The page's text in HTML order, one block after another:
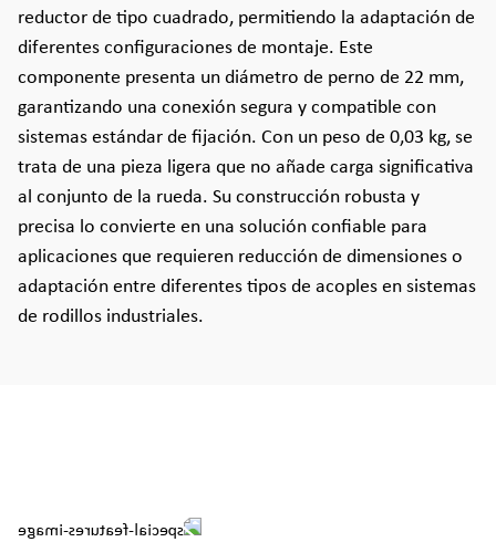
reductor de tipo cuadrado, permitiendo la adaptación de
diferentes configuraciones de montaje. Este
componente presenta un diámetro de perno de 22 mm,
garantizando una conexión segura y compatible con
sistemas estándar de fijación. Con un peso de 0,03 kg, se
trata de una pieza ligera que no añade carga significativa
al conjunto de la rueda. Su construcción robusta y
precisa lo convierte en una solución confiable para
aplicaciones que requieren reducción de dimensiones o
adaptación entre diferentes tipos de acoples en sistemas
de rodillos industriales.